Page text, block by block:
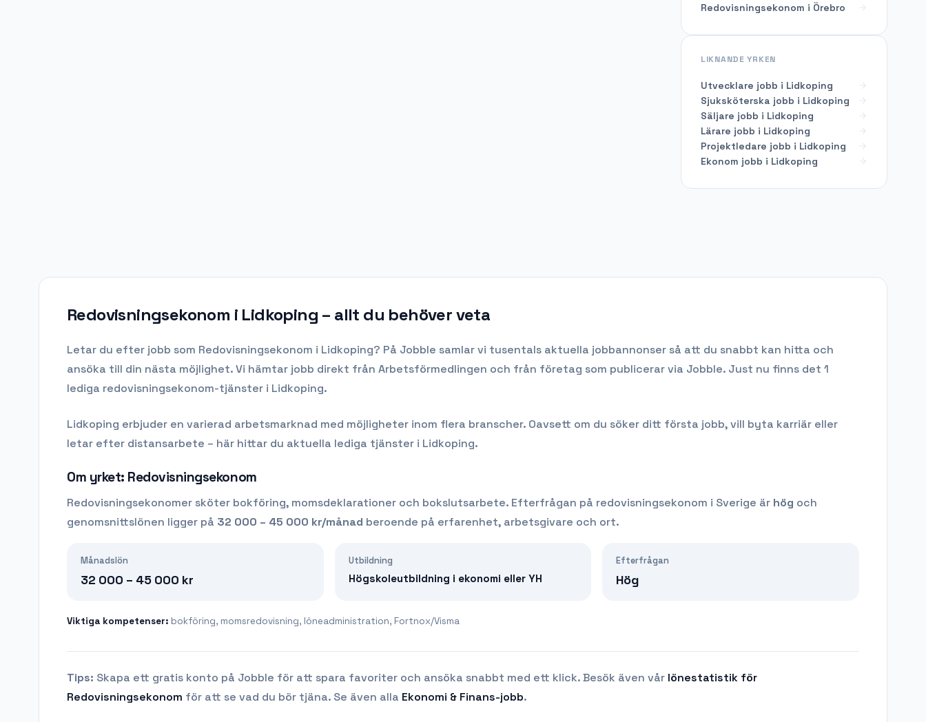
Redovisningsekonom i Örebro
LIKNANDE YRKEN
Utvecklare jobb i Lidkoping
Sjuksköterska jobb i Lidkoping
Säljare jobb i Lidkoping
Lärare jobb i Lidkoping
Projektledare jobb i Lidkoping
Ekonom jobb i Lidkoping
Redovisningsekonom i Lidkoping – allt du behöver veta
Letar du efter jobb som Redovisningsekonom i Lidkoping? På Jobble samlar vi tusentals aktuella jobbannonser så att du snabbt kan hitta och
ansöka till din nästa möjlighet. Vi hämtar jobb direkt från Arbetsförmedlingen och från företag som publicerar via Jobble. Just nu finns det 1
lediga redovisningsekonom-tjänster i Lidkoping.
Lidkoping erbjuder en varierad arbetsmarknad med möjligheter inom flera branscher. Oavsett om du söker ditt första jobb, vill byta karriär eller
letar efter distansarbete – här hittar du aktuella lediga tjänster i Lidkoping.
Om yrket: Redovisningsekonom
Redovisningsekonomer sköter bokföring, momsdeklarationer och bokslutsarbete. Efterfrågan på redovisningsekonom i Sverige är hög och
genomsnittslönen ligger på 32 000 – 45 000 kr/månad beroende på erfarenhet, arbetsgivare och ort.
Månadslön
32 000 – 45 000 kr
Utbildning
Högskoleutbildning i ekonomi eller YH
Efterfrågan
Hög
Viktiga kompetenser: bokföring, momsredovisning, löneadministration, Fortnox/Visma
Tips: Skapa ett gratis konto på Jobble för att spara favoriter och ansöka snabbt med ett klick. Besök även vår lönestatistik för
Redovisningsekonom för att se vad du bör tjäna. Se även alla Ekonomi & Finans-jobb.